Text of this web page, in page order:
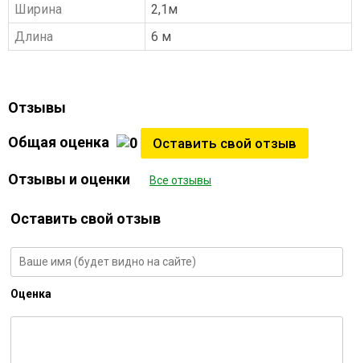
Ширина
2,1м
Длина
6 м
Отзывы
Общая оценка Оставить свой отзыв
Отзывы и оценки Все отзывы
Оставить свой отзыв
Оценка